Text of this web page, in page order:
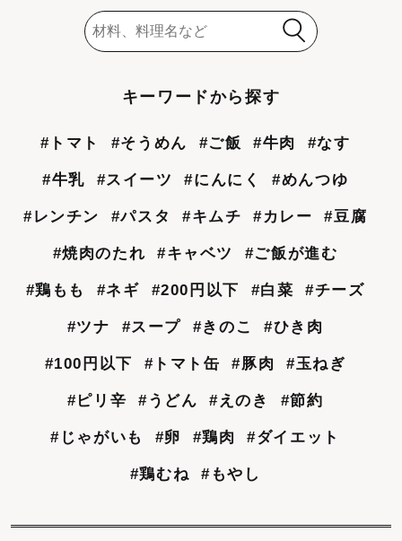
キーワードから探す
#トマト #そうめん #ご飯 #牛肉 #なす
#牛乳 #スイーツ #にんにく #めんつゆ
#レンチン #パスタ #キムチ #カレー #豆腐
#焼肉のたれ #キャベツ #ご飯が進む
#鶏もも #ネギ #200円以下 #白菜 #チーズ
#ツナ #スープ #きのこ #ひき肉
#100円以下 #トマト缶 #豚肉 #玉ねぎ
#ピリ辛 #うどん #えのき #節約
#じゃがいも #卵 #鶏肉 #ダイエット
#鶏むね #もやし